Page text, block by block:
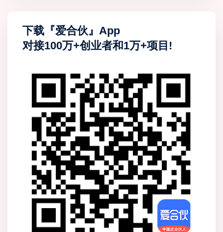
下载『爱合伙』App
对接100万+创业者和1万+项目!